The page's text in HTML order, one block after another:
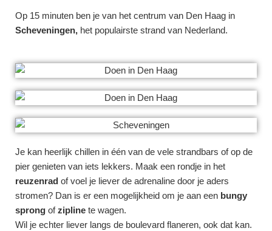
Op 15 minuten ben je van het centrum van Den Haag in
Scheveningen, het populairste strand van Nederland.
Je kan heerlijk chillen in één van de vele strandbars of op de
pier genieten van iets lekkers. Maak een rondje in het
reuzenrad of voel je liever de adrenaline door je aders
stromen? Dan is er een mogelijkheid om je aan een bungy
sprong ofzipline te wagen.
Wil je echter liever langs de boulevard flaneren, ook dat kan.